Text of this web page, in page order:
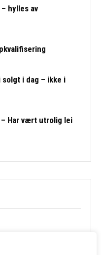
hylles av
solgt i dag – ikke i
Har vært utrolig lei